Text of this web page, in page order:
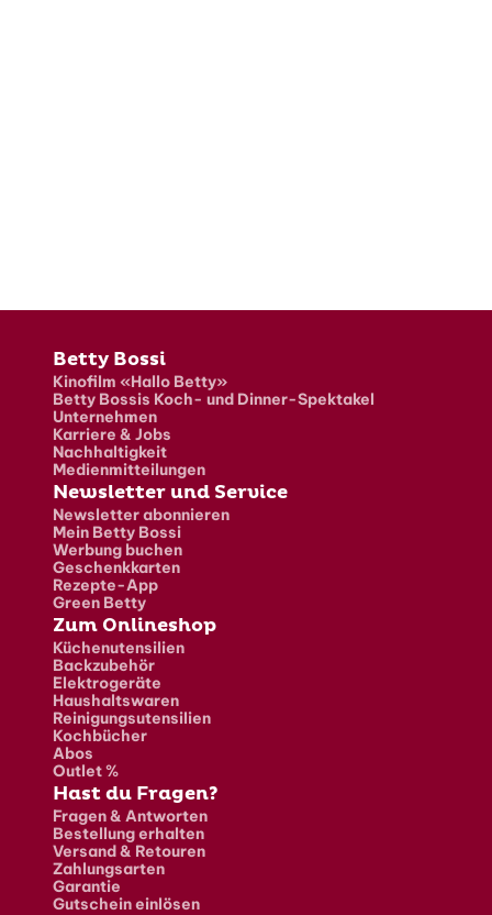
Fusszeile
Betty Bossi
Kinofilm «Hallo Betty»
Betty Bossis Koch- und Dinner-Spektakel
Unternehmen
Karriere & Jobs
Nachhaltigkeit
Medienmitteilungen
Newsletter und Service
Newsletter abonnieren
Mein Betty Bossi
Werbung buchen
Geschenkkarten
Rezepte-App
Green Betty
Zum Onlineshop
Küchenutensilien
Backzubehör
Elektrogeräte
Haushaltswaren
Reinigungsutensilien
Kochbücher
Abos
Outlet %
Hast du Fragen?
Fragen & Antworten
Bestellung erhalten
Versand & Retouren
Zahlungsarten
Garantie
Gutschein einlösen